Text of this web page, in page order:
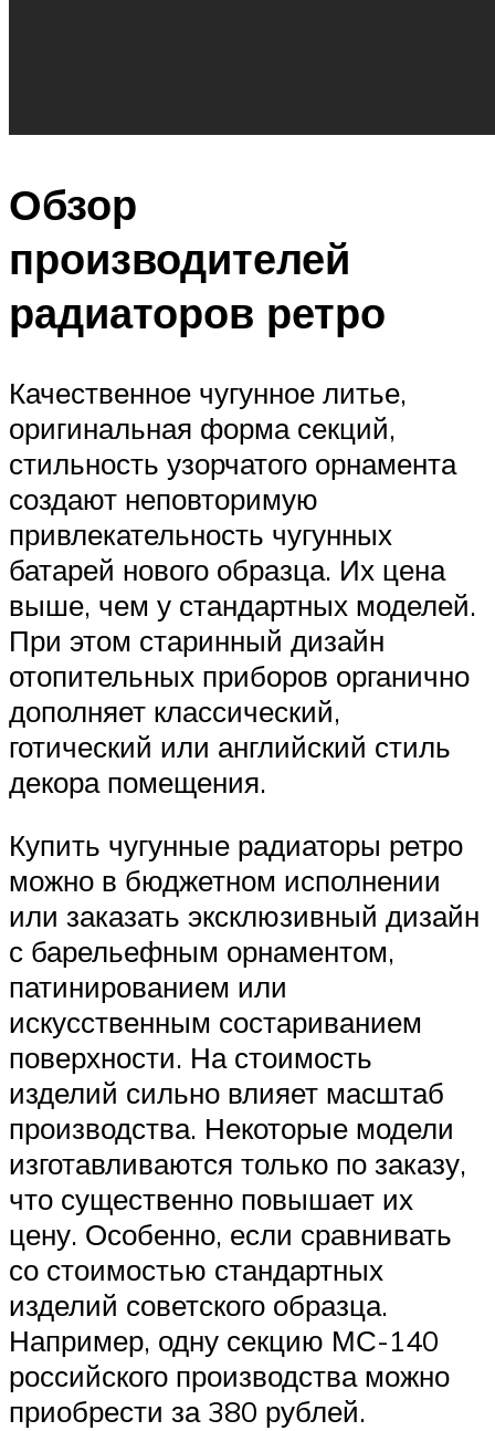
Обзор
производителей
радиаторов ретро
Качественное чугунное литье,
оригинальная форма секций,
стильность узорчатого орнамента
создают неповторимую
привлекательность чугунных
батарей нового образца. Их цена
выше, чем у стандартных моделей.
При этом старинный дизайн
отопительных приборов органично
дополняет классический,
готический или английский стиль
декора помещения.
Купить чугунные радиаторы ретро
можно в бюджетном исполнении
или заказать эксклюзивный дизайн
с барельефным орнаментом,
патинированием или
искусственным состариванием
поверхности. На стоимость
изделий сильно влияет масштаб
производства. Некоторые модели
изготавливаются только по заказу,
что существенно повышает их
цену. Особенно, если сравнивать
со стоимостью стандартных
изделий советского образца.
Например, одну секцию МС-140
российского производства можно
приобрести за 380 рублей.